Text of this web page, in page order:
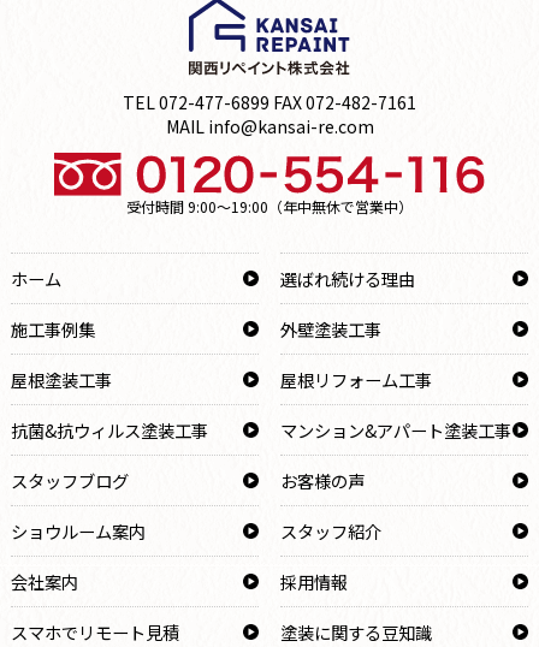
TEL 072-477-6899 FAX 072-482-7161
MAIL info@kansai-re.com
受付時間 9:00～19:00（年中無休で営業中）
ホーム
選ばれ続ける理由
施工事例集
外壁塗装工事
屋根塗装工事
屋根リフォーム工事
抗菌&抗ウィルス塗装工事
マンション&アパート塗装工事
スタッフブログ
お客様の声
ショウルーム案内
スタッフ紹介
会社案内
採用情報
スマホでリモート見積
塗装に関する豆知識